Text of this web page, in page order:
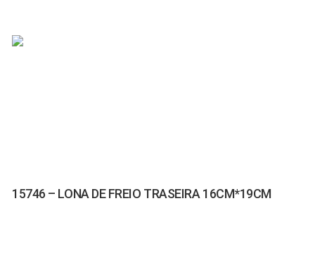
15746 – LONA DE FREIO TRASEIRA 16CM*19CM